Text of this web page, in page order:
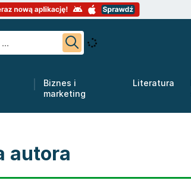
Biznes i
marketing
Literatura
autora